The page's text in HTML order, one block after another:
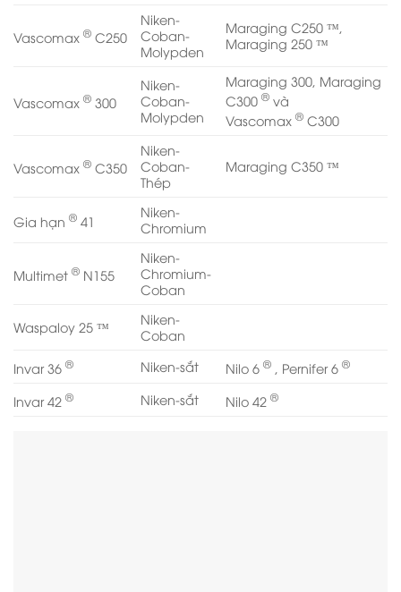
Vascomax ® C250
Niken-
Coban-
Molypden
Maraging C250 ™,
Maraging 250 ™
Vascomax ® 300
Niken-
Coban-
Molypden
Maraging 300, Maraging
C300® và
Vascomax® C300
Vascomax ® C350
Niken-
Coban-
Thép
Maraging C350 ™
Gia hạn ® 41
Niken-
Chromium
Multimet ® N155
Niken-
Chromium-
Coban
Waspaloy 25 ™
Niken-
Coban
Invar 36 ® Niken-sắt Nilo 6® , Pernifer 6®
Invar 42 ® Niken-sắt Nilo 42®